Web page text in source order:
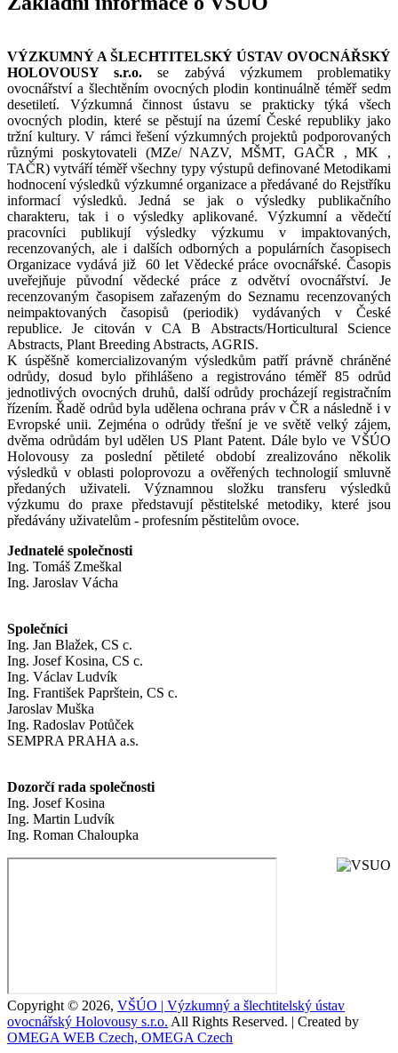
VÝZKUMNÝ A ŠLECHTITELSKÝ ÚSTAV OVOCNÁŘSKÝ
HOLOVOUSY s.r.o.se zabývá výzkumem problematiky
ovocnářství a šlechtěním ovocných plodin kontinuálně téměř sedm
desetiletí. Výzkumná činnost ústavu se prakticky týká všech
ovocných plodin, které se pěstují na území České republiky jako
tržní kultury. V rámci řešení výzkumných projektů podporovaných
různými poskytovateli (MZe/ NAZV, MŠMT, GAČR , MK ,
TAČR) vytváří téměř všechny typy výstupů definované Metodikami
hodnocení výsledků výzkumné organizace a předávané do Rejstříku
informací výsledků. Jedná se jak o výsledky publikačního
charakteru, tak i o výsledky aplikované. Výzkumní a vědečtí
pracovníci publikují výsledky výzkumu v impaktovaných,
recenzovaných, ale i dalších odborných a populárních časopisech
Organizace vydává již 60 let Vědecké práce ovocnářské. Časopis
uveřejňuje původní vědecké práce z odvětví ovocnářství. Je
recenzovaným časopisem zařazeným do Seznamu recenzovaných
neimpaktovaných časopisů (periodik) vydávaných v České
republice. Je citován v CA B Abstracts/Horticultural Science
Abstracts, Plant Breeding Abstracts, AGRIS.
K úspěšně komercializovaným výsledkům patří právně chráněné
odrůdy, dosud bylo přihlášeno a registrováno téměř 85 odrůd
jednotlivých ovocných druhů, další odrůdy procházejí registračním
řízením. Řadě odrůd byla udělena ochrana práv v ČR a následně i v
Evropské unii. Zejména o odrůdy třešní je ve světě velký zájem,
dvěma odrůdám byl udělen US Plant Patent. Dále bylo ve VŠÚO
Holovousy za poslední pětileté období zrealizováno několik
výsledků v oblasti poloprovozu a ověřených technologií smluvně
předaných uživateli. Významnou složku transferu výsledků
výzkumu do praxe představují pěstitelské metodiky, které jsou
předávány uživatelům - profesním pěstitelům ovoce.
Jednatelé společnosti
Ing. Tomáš Zmeškal
Ing. Jaroslav Vácha
Společníci
Ing. Jan Blažek, CS c.
Ing. Josef Kosina, CS c.
Ing. Václav Ludvík
Ing. František Paprštein, CS c.
Jaroslav Muška
Ing. Radoslav Potůček
SEMPRA PRAHA a.s.
Dozorčí rada společnosti
Ing. Josef Kosina
Ing. Martin Ludvík
Ing. Roman Chaloupka
Copyright © 2026, VŠÚO | Výzkumný a šlechtitelský ústav
ovocnářský Holovousy s.r.o. All Rights Reserved. | Created by
OMEGA WEB Czech, OMEGA Czech